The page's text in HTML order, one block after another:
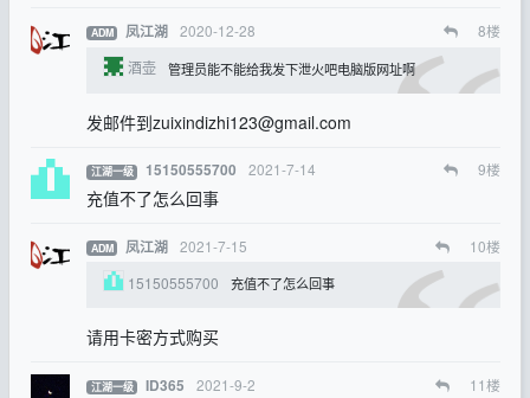
ADM 凤江湖 2020-12-28 8楼
酒壶
管理员能不能给我发下泄火吧电脑版网址啊
发邮件到zuixindizhi123@gmail.com
江湖一级 15150555700 2021-7-14 9楼
充值不了怎么回事
ADM 凤江湖 2021-7-15 10楼
15150555700
充值不了怎么回事
请用卡密方式购买
江湖一级 ID365 2021-9-2 11楼